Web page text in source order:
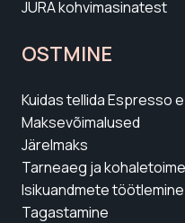
JURA kohvimasinatest
OSTMINE
Kuidas tellida Espresso
Maksevõimalused
Järelmaks
Tarneaeg ja
Isikuandmete töötlemine
Tagastamine